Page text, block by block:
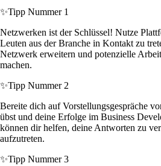
✨Tipp Nummer 1
Netzwerken ist der Schlüssel! Nutze
Leuten aus der Branche in Kontakt zu
Netzwerk erweitern und potenzielle
machen.
✨Tipp Nummer 2
Bereite dich auf Vorstellungsgespräche
übst und deine Erfolge im Business
können dir helfen, deine Antworten zu
aufzutreten.
✨Tipp Nummer 3